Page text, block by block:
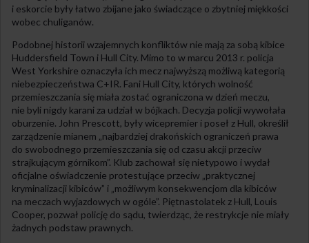
i eskorcie były łatwo zbijane jako świadczące o zbytniej miękkości
wobec chuliganów.
Podobnej historii wzajemnych konfliktów nie mają za sobą kibice
Huddersfield Town i Hull City. Mimo to w marcu 2013 r. policja
West Yorkshire oznaczyła ich mecz najwyższą możliwą kategorią
niebezpieczeństwa C+IR. Fani Hull City, których wolność
przemieszczania się miała zostać ograniczona w dzień meczu,
nie byli nigdy karani za udział w bójkach. Decyzja policji wywołała
oburzenie. John Prescott, były wicepremier i poseł z Hull, określił
zarządzenie mianem „najbardziej drakońskich ograniczeń prawa
do swobodnego przemieszczania się od czasu akcji przeciw
strajkującym górnikom”. Klub zachował się nietypowo i wydał
oficjalne oświadczenie protestujące przeciw „praktycznej
kryminalizacji kibiców” i „możliwym konsekwencjom dla kibiców
na meczach wyjazdowych w ogóle”. Piętnastolatek z Hull, Louis
Cooper, pozwał policję do sądu, twierdząc, że restrykcje nie miały
żadnych podstaw prawnych.